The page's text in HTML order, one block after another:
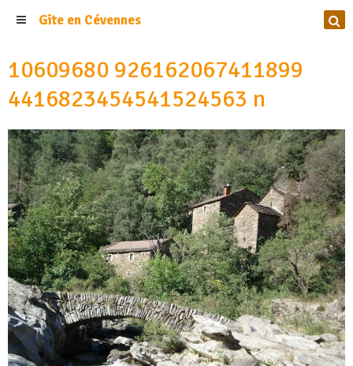
Gîte en Cévennes
10609680 926162067411899
4416823454541524563 n